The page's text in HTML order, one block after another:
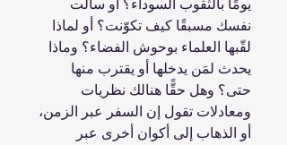
يومًا بالثقوب ‏السوداء؟ أو سألت
نفسك مسبقًا كيف تكوّنت؟ أو لماذا
لقّبها العلماء بوحوش الفضاء؟ وماذا
يحدث لمَن ‏يدخلها أو يقترب منها
حتى؟ وهل حقًّا هنالك نظريات
ومعادلات تقول إن السفر عبر الزمن،
أو الذهاب ‏إلى أكوان أخرى عبر